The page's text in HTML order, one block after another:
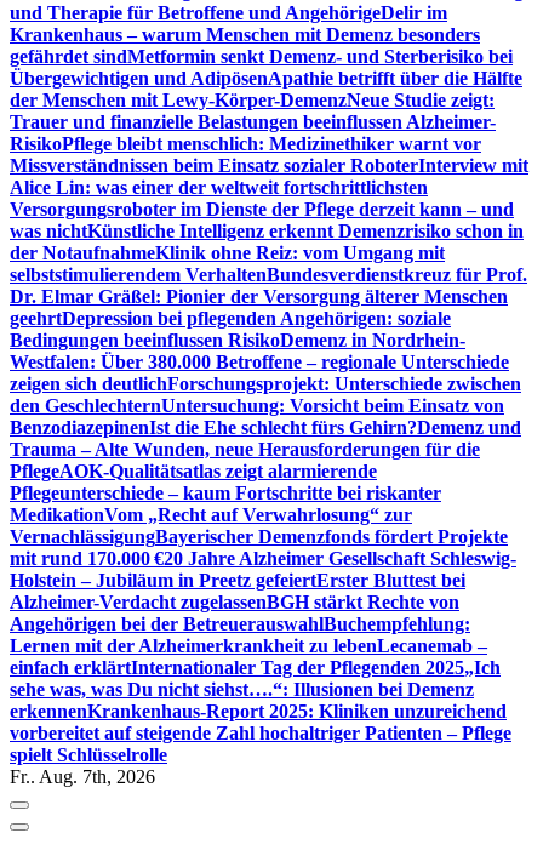
und Therapie für Betroffene und AngehörigeDelir im
Krankenhaus – warum Menschen mit Demenz besonders
gefährdet sindMetformin senkt Demenz- und Sterberisiko bei
Übergewichtigen und AdipösenApathie betrifft über die Hälfte
der Menschen mit Lewy-Körper-DemenzNeue Studie zeigt:
Trauer und finanzielle Belastungen beeinflussen Alzheimer-
RisikoPflege bleibt menschlich: Medizinethiker warnt vor
Missverständnissen beim Einsatz sozialer RoboterInterview mit
Alice Lin: was einer der weltweit fortschrittlichsten
Versorgungsroboter im Dienste der Pflege derzeit kann – und
was nichtKünstliche Intelligenz erkennt Demenzrisiko schon in
der NotaufnahmeKlinik ohne Reiz: vom Umgang mit
selbststimulierendem VerhaltenBundesverdienstkreuz für Prof.
Dr. Elmar Gräßel: Pionier der Versorgung älterer Menschen
geehrtDepression bei pflegenden Angehörigen: soziale
Bedingungen beeinflussen RisikoDemenz in Nordrhein-
Westfalen: Über 380.000 Betroffene – regionale Unterschiede
zeigen sich deutlichForschungsprojekt: Unterschiede zwischen
den GeschlechternUntersuchung: Vorsicht beim Einsatz von
BenzodiazepinenIst die Ehe schlecht fürs Gehirn?Demenz und
Trauma – Alte Wunden, neue Herausforderungen für die
PflegeAOK-Qualitätsatlas zeigt alarmierende
Pflegeunterschiede – kaum Fortschritte bei riskanter
MedikationVom „Recht auf Verwahrlosung“ zur
VernachlässigungBayerischer Demenzfonds fördert Projekte
mit rund 170.000 €20 Jahre Alzheimer Gesellschaft Schleswig-
Holstein – Jubiläum in Preetz gefeiertErster Bluttest bei
Alzheimer-Verdacht zugelassenBGH stärkt Rechte von
Angehörigen bei der BetreuerauswahlBuchempfehlung:
Lernen mit der Alzheimerkrankheit zu lebenLecanemab –
einfach erklärtInternationaler Tag der Pflegenden 2025„Ich
sehe was, was Du nicht siehst….“: Illusionen bei Demenz
erkennenKrankenhaus-Report 2025: Kliniken unzureichend
vorbereitet auf steigende Zahl hochaltriger Patienten – Pflege
spielt Schlüsselrolle
Fr.. Aug. 7th, 2026